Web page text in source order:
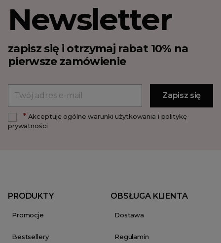
Newsletter
zapisz się i otrzymaj rabat 10% na
pierwsze zamówienie
*Akceptuję ogólne warunki użytkowania i politykę
prywatności
PRODUKTY
Promocje
Bestsellery
OBSŁUGA KLIENTA
Dostawa
Regulamin